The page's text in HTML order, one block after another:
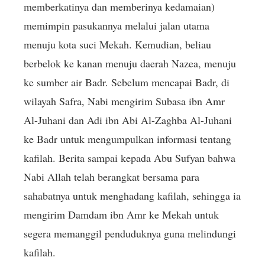
memberkatinya dan memberinya kedamaian)
memimpin pasukannya melalui jalan utama
menuju kota suci Mekah. Kemudian, beliau
berbelok ke kanan menuju daerah Nazea, menuju
ke sumber air Badr. Sebelum mencapai Badr, di
wilayah Safra, Nabi mengirim Subasa ibn Amr
Al-Juhani dan Adi ibn Abi Al-Zaghba Al-Juhani
ke Badr untuk mengumpulkan informasi tentang
kafilah. Berita sampai kepada Abu Sufyan bahwa
Nabi Allah telah berangkat bersama para
sahabatnya untuk menghadang kafilah, sehingga ia
mengirim Damdam ibn Amr ke Mekah untuk
segera memanggil penduduknya guna melindungi
kafilah.